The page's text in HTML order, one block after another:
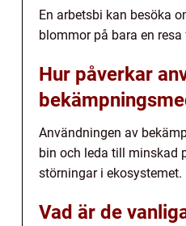
En arbetsbi kan besöka
blommor på bara en
Hur påverkar
Användningen av
bin och leda till minskad
störningar i ekosystemet.
Vad är de